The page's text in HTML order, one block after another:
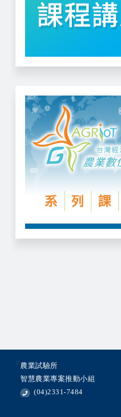
:::農業試驗所
智慧農業專案推動小組
(04)2331-7484